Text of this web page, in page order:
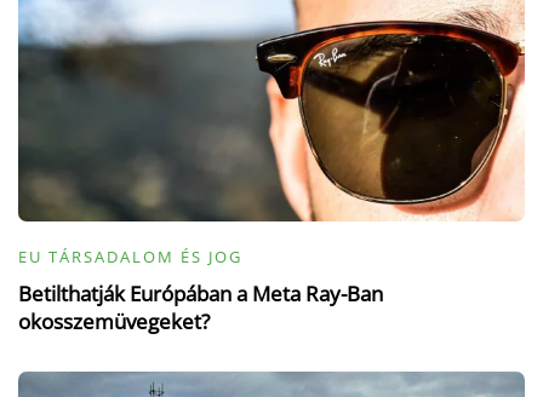
EU TÁRSADALOM ÉS JOG
Betilthatják Európában a Meta Ray-Ban
okosszemüvegeket?